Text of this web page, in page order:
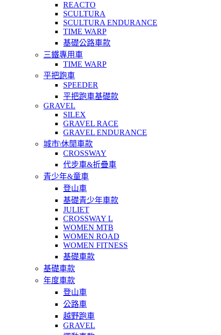
REACTO
SCULTURA
SCULTURA ENDURANCE
TIME WARP
基礎公路車款
三鐵專用車
TIME WARP
平把跑車
SPEEDER
平把跑車基礎款
GRAVEL
SILEX
GRAVEL RACE
GRAVEL ENDURANCE
城市\休閒車款
CROSSWAY
代步車&折疊車
青少年&童車
登山車
基礎青少年車款
JULIET
CROSSWAY L
WOMEN MTB
WOMEN ROAD
WOMEN FITNESS
基礎車款
基礎車款
年度車款
登山車
公路車
越野跑車
GRAVEL